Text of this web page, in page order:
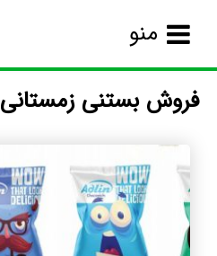
منو
فروش بستنی زمستانی